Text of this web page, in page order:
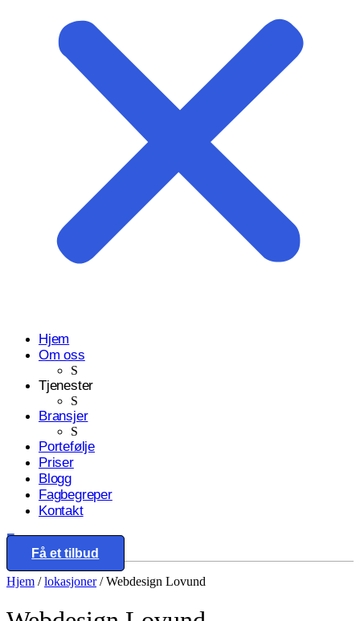
Hjem
Om oss
S
Tjenester
S
Bransjer
S
Portefølje
Priser
Blogg
Fagbegreper
Kontakt
Eng
Få et tilbud
Start prosjektet ditt med oss
Klar til å gjøre ideen din om til en kraftfull digital opplevelse?
Hjem /lokasjoner/Webdesign Lovund